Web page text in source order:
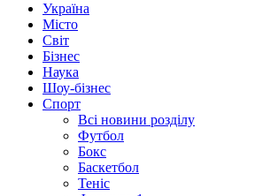
Україна
Місто
Світ
Бізнес
Наука
Шоу-бізнес
Спорт
Всі новини розділу
Футбол
Бокс
Баскетбол
Теніс